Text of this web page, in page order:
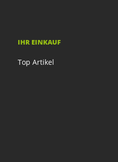
IHR EINKAUF
Top Artikel